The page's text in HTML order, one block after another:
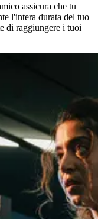
assicura che tu
l'intera durata del tuo
di raggiungere i tuoi